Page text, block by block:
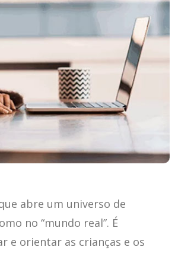
abre um universo de
no “mundo real”. É
e orientar as crianças e os